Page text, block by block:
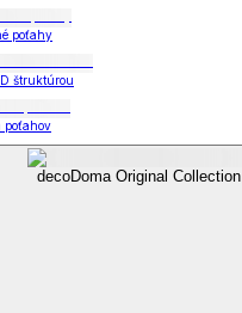
poťahy
štruktúrou
poťahov
decoDoma Original Collection